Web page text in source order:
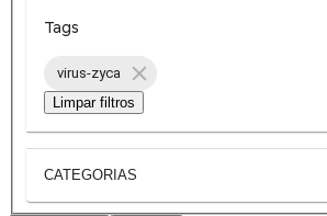
Tags
virus-zyca
Limpar filtros
CATEGORIAS